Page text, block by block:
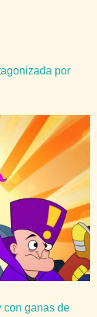
por
con ganas de